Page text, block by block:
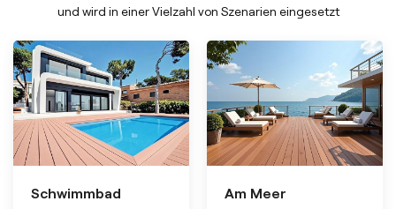
und wird in einer Vielzahl von Szenarien eingesetzt
Schwimmbad Am Meer